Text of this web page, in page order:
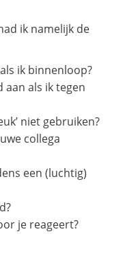
ik namelijk de
ik binnenloop?
als ik tegen
niet gebruiken?
collega
een (luchtig)
je reageert?